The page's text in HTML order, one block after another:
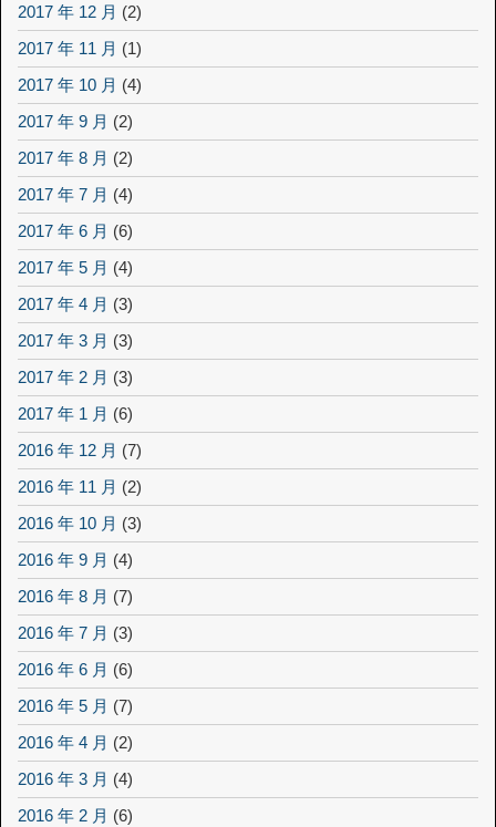
2017 年 12 月 (2)
2017 年 11 月 (1)
2017 年 10 月 (4)
2017 年 9 月 (2)
2017 年 8 月 (2)
2017 年 7 月 (4)
2017 年 6 月 (6)
2017 年 5 月 (4)
2017 年 4 月 (3)
2017 年 3 月 (3)
2017 年 2 月 (3)
2017 年 1 月 (6)
2016 年 12 月 (7)
2016 年 11 月 (2)
2016 年 10 月 (3)
2016 年 9 月 (4)
2016 年 8 月 (7)
2016 年 7 月 (3)
2016 年 6 月 (6)
2016 年 5 月 (7)
2016 年 4 月 (2)
2016 年 3 月 (4)
2016 年 2 月 (6)